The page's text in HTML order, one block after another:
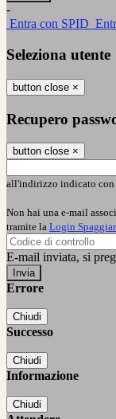
-
Entra con SPID
Seleziona utente
button close ×
Recupero
button close ×
all'indirizzo indicato con
Non hai una e-mail
tramite la Login
E-mail inviata, si
Errore
Chiudi
Successo
Chiudi
Informazione
Chiudi